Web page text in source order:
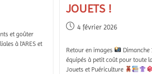
et goûter
à l'ARES et
JOUETS !
4 février 2026
Retour en images
Dimanche
équipés à petit coût pour toute
Jouets et Puériculture